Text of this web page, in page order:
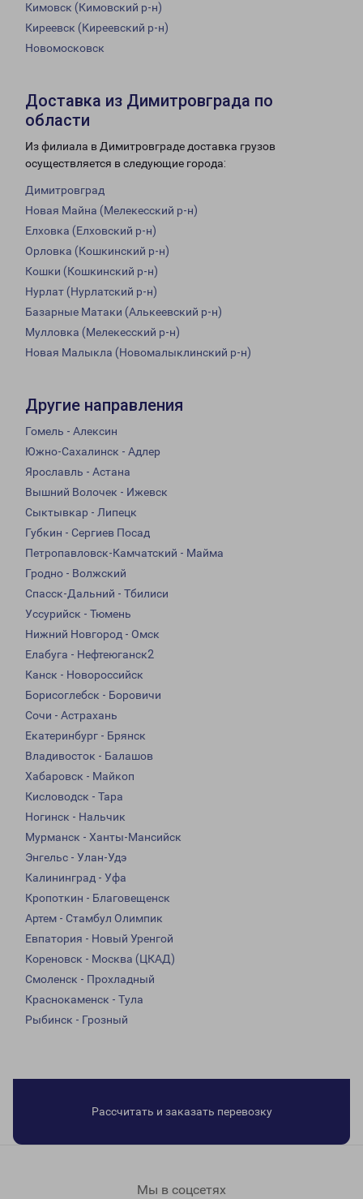
Кимовск (Кимовский р-н)
Киреевск (Киреевский р-н)
Новомосковск
Доставка из Димитровграда по
области
Из филиала в Димитровграде доставка грузов
осуществляется в следующие города:
Димитровград
Новая Майна (Мелекесский р-н)
Елховка (Елховский р-н)
Орловка (Кошкинский р-н)
Кошки (Кошкинский р-н)
Нурлат (Нурлатский р-н)
Базарные Матаки (Алькеевский р-н)
Мулловка (Мелекесский р-н)
Новая Малыкла (Новомалыклинский р-н)
Другие направления
Гомель - Алексин
Южно-Сахалинск - Адлер
Ярославль - Астана
Вышний Волочек - Ижевск
Сыктывкар - Липецк
Губкин - Сергиев Посад
Петропавловск-Камчатский - Майма
Гродно - Волжский
Спасск-Дальний - Тбилиси
Уссурийск - Тюмень
Нижний Новгород - Омск
Елабуга - Нефтеюганск2
Канск - Новороссийск
Борисоглебск - Боровичи
Сочи - Астрахань
Екатеринбург - Брянск
Владивосток - Балашов
Хабаровск - Майкоп
Кисловодск - Тара
Ногинск - Нальчик
Мурманск - Ханты-Мансийск
Энгельс - Улан-Удэ
Калининград - Уфа
Кропоткин - Благовещенск
Артем - Стамбул Олимпик
Евпатория - Новый Уренгой
Кореновск - Москва (ЦКАД)
Смоленск - Прохладный
Краснокаменск - Тула
Рыбинск - Грозный
Рассчитать и заказать перевозку
Мы в соцсетях